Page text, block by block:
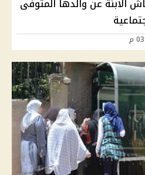
الابنة عن والدها المتوفى